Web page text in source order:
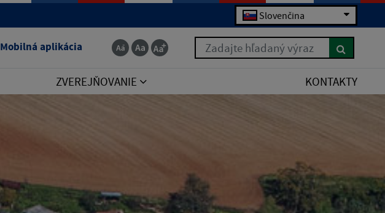
Slovenčina
Mobilná aplikácia Zadajte hľadaný výraz
ZVEREJŇOVANIE KONTAKTY